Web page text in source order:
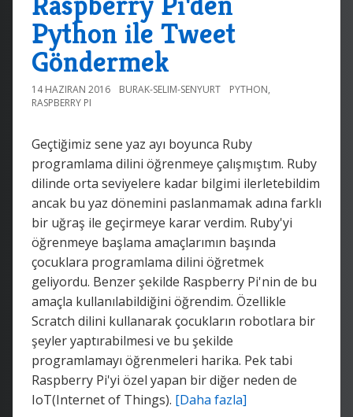
Python ile Tweet
Göndermek
14 HAZIRAN 2016 BURAK-SELIM-SENYURT PYTHON,
RASPBERRY PI
Geçtiğimiz sene yaz ayı boyunca Ruby
programlama dilini öğrenmeye çalışmıştım. Ruby
dilinde orta seviyelere kadar bilgimi ilerletebildim
ancak bu yaz dönemini paslanmamak adına farklı
bir uğraş ile geçirmeye karar verdim. Ruby'yi
öğrenmeye başlama amaçlarımın başında
çocuklara programlama dilini öğretmek
geliyordu. Benzer şekilde Raspberry Pi'nin de bu
amaçla kullanılabildiğini öğrendim. Özellikle
Scratch dilini kullanarak çocukların robotlara bir
şeyler yaptırabilmesi ve bu şekilde
programlamayı öğrenmeleri harika. Pek tabi
Raspberry Pi'yi özel yapan bir diğer neden de
IoT(Internet of Things). [Daha fazla]